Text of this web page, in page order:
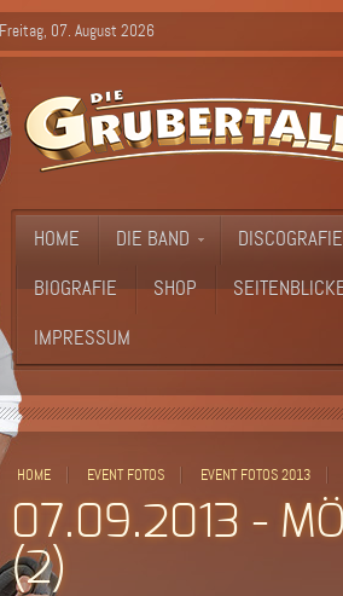
Freitag, 07. August 2026
HOME DIE BAND DISCOGRAFIE
BIOGRAFIE SHOP
IMPRESSUM
HOME EVENT FOTOS EVENT FOTOS 2013
07.09.2013 -
(2)